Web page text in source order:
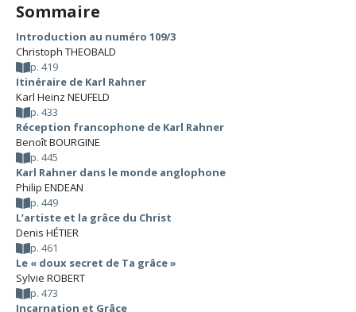
Sommaire
Introduction au numéro 109/3
Christoph THEOBALD
p. 419
Itinéraire de Karl Rahner
Karl Heinz NEUFELD
p. 433
Réception francophone de Karl Rahner
Benoît BOURGINE
p. 445
Karl Rahner dans le monde anglophone
Philip ENDEAN
p. 449
L’artiste et la grâce du Christ
Denis HÉTIER
p. 461
Le « doux secret de Ta grâce »
Sylvie ROBERT
p. 473
Incarnation et Grâce